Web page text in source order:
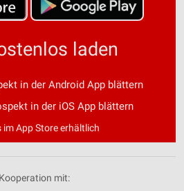
laden
in der Android App blättern
in der iOS App blättern
im App Store erhältlich
mit: